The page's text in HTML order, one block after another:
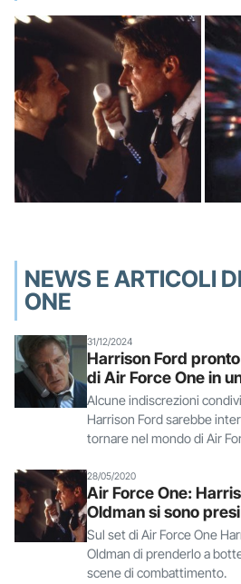
NEWS E ARTICOLI
ONE
31/12/2024
Harrison Ford
di Air Force One in
Alcune indiscrezioni
Harrison Ford sarebbe
tornare nel mondo di Air
28/05/2020
Air Force One:
Oldman si sono
Sul set di Air Force One
Oldman di prenderlo a
scene di combattimento.